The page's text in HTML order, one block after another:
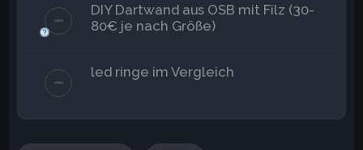
DIY Dartwand aus OSB mit Filz (30-
80€ je nach Größe)
led ringe im Vergleich